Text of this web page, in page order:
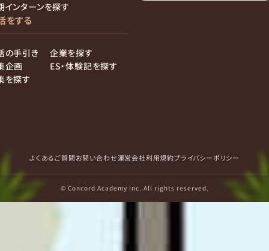
インターンを探す
をする
の手引き
企画
を探す
企業を探す
ES・体験記を探す
よくあるご質問お問い合わせ運営会社利用規約プライバシーポリシー
© Concord Academy Inc. All rights reserved.